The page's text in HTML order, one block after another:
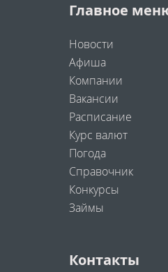
Главное
Новости
Афиша
Компании
Вакансии
Расписание
Курс валют
Погода
Справочник
Конкурсы
Займы
Контакты